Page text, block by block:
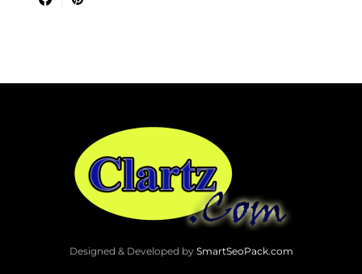
Designed & Developed by SmartSeoPack.com